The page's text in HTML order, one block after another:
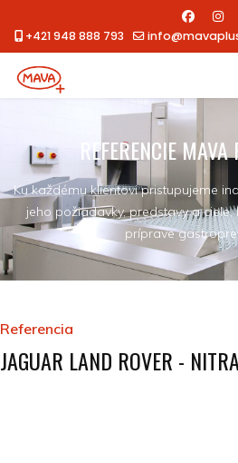
+421 948 888 793
REFERENCIE
Ku každému klientovi pristupujeme
jeho požiadavky, predstavy a
príprave
Referencia
JAGUAR LAND ROVER - NITRA